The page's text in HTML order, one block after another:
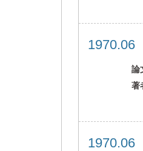
論
著